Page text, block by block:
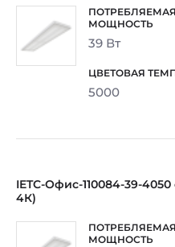
39 Вт
5000
IETC-Офис-110084-39-
4К)